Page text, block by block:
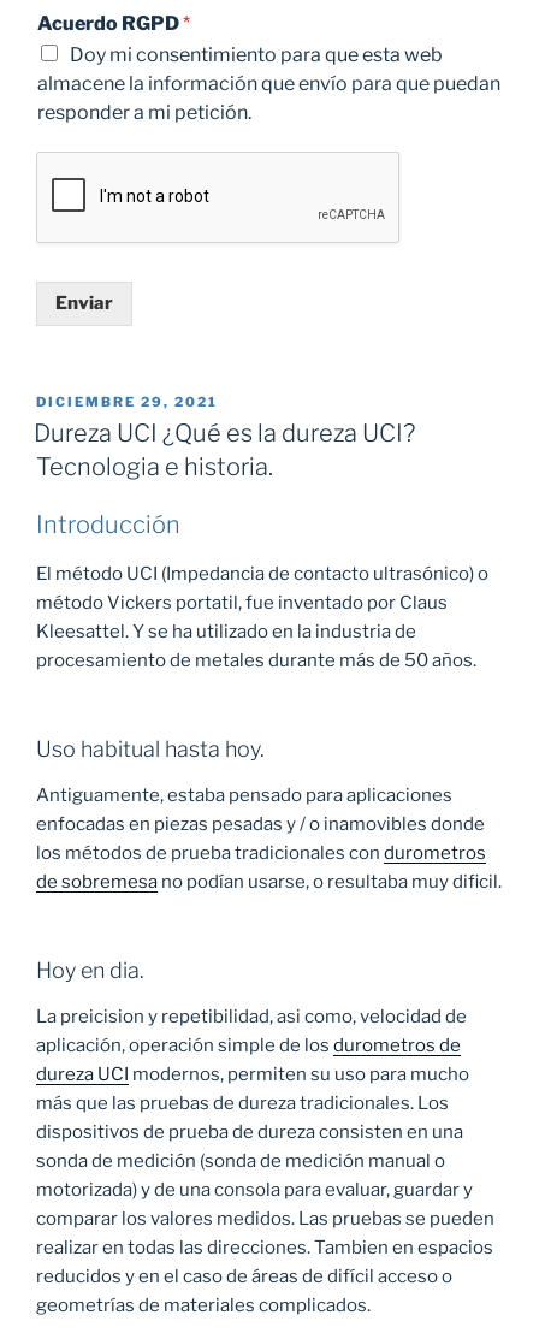
Acuerdo RGPD*
Doy mi consentimiento para que esta web
almacene la información que envío para que puedan
responder a mi petición.
Enviar
PUBLICADO
EL
DICIEMBRE 29, 2021
Dureza UCI ¿Qué es la dureza UCI?
Tecnologia e historia.
Introducción
El método UCI (Impedancia de contacto ultrasónico) o
método Vickers portatil, fue inventado por Claus
Kleesattel. Y se ha utilizado en la industria de
procesamiento de metales durante más de 50 años.
Uso habitual hasta hoy.
Antiguamente, estaba pensado para aplicaciones
enfocadas en piezas pesadas y / o inamovibles donde
los métodos de prueba tradicionales con durometros
de sobremesa no podían usarse, o resultaba muy dificil.
Hoy en dia.
La preicision y repetibilidad, asi como, velocidad de
aplicación, operación simple de los durometros de
dureza UCI modernos, permiten su uso para mucho
más que las pruebas de dureza tradicionales. Los
dispositivos de prueba de dureza consisten en una
sonda de medición (sonda de medición manual o
motorizada) y de una consola para evaluar, guardar y
comparar los valores medidos. Las pruebas se pueden
realizar en todas las direcciones. Tambien en espacios
reducidos y en el caso de áreas de difícil acceso o
geometrías de materiales complicados.